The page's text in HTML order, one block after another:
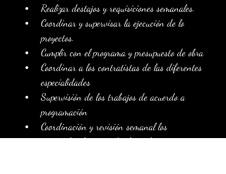
Realizar destajos y requisiciones semanales.
Coordinar y supervisar la ejecución de lo
proyectos.
Cumplir con el programa y presupuesto de obra
Coordinar a los contratistas de las diferentes
especialidades
Supervisión de los trabajos de acuerdo a
programación
Coordinación y revisión semanal los
materiales, la mano de obra y los pagos.